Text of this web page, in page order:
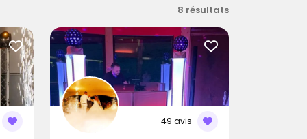
8 résultats
49 avis